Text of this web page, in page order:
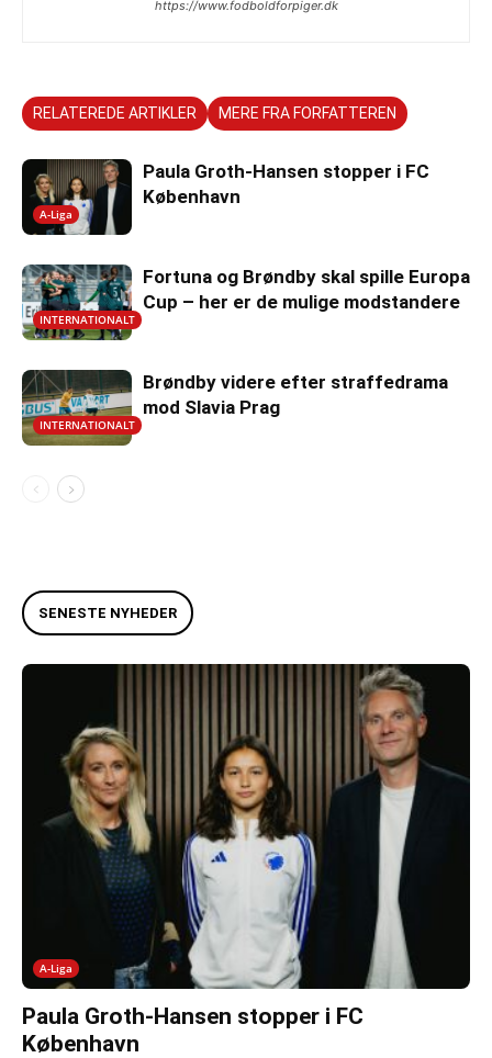
https://www.fodboldforpiger.dk
RELATEREDE ARTIKLER MERE FRA FORFATTEREN
A-Liga
Paula Groth-Hansen stopper i FC
København
INTERNATIONALT
Fortuna og Brøndby skal spille Europa
Cup – her er de mulige modstandere
INTERNATIONALT
Brøndby videre efter straffedrama
mod Slavia Prag
SENESTE NYHEDER
A-Liga
Paula Groth-Hansen stopper i FC
København